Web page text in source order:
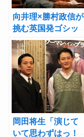
向井理×勝村政信が
挑む英国発ゴシッ
ク・ホラーの傑作
『ウーマン・イ
ン・ブラック』レ
ポート
岡田将生「演じて
いて思わずはっ！